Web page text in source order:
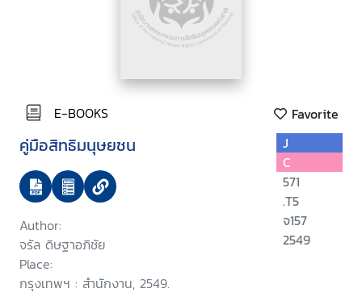
E-BOOKS Favorite
คู่มือสิทธิมนุษยชน
Author:
จรัล ดิษฐาอภิชัย
Place:
กรุงเทพฯ : สำนักงาน, 2549.
J
C
571
.T5
จ157
2549